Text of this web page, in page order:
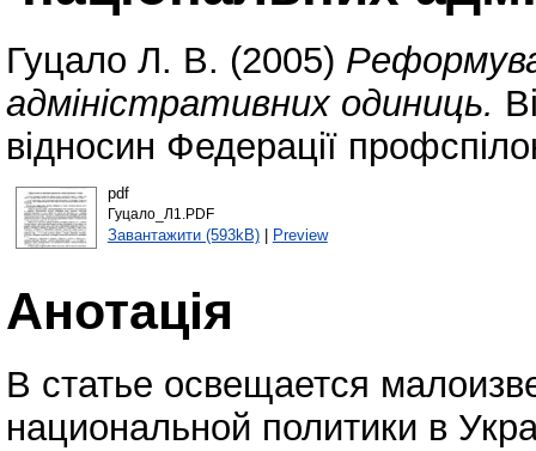
Гуцало Л. В. (2005)
адміністративних одиниць.
відносин Федерації
pdf
Гуцало_Л1.PDF
Завантажити (593kB)| Preview
Анотація
В статье освещается
национальной политики в